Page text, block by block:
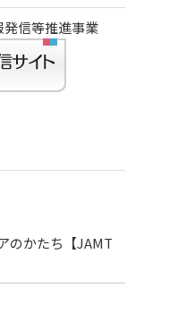
発信等推進事業
のかたち【JAMT